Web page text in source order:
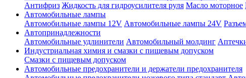
Антифриз Жидкость для гидроусилителя руля Масло моторное
Автомобильные лампы
Автомобильные лампы 12V Автомобильные лампы 24V
Автопринадлежности
Автомобильные удлинители Автомобильный молдинг
Индустриальная химия и смазки с пищевым допуском
Смазки с пищевым допуском
Автомобильные предохранители и держатели предохранителя